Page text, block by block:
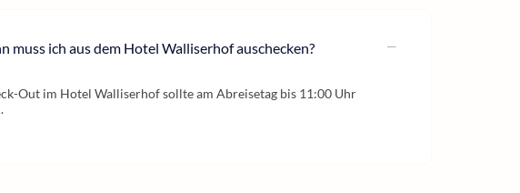
muss ich aus dem Hotel Walliserhof auschecken?
Out im Hotel Walliserhof sollte am Abreisetag bis 11:00 Uhr